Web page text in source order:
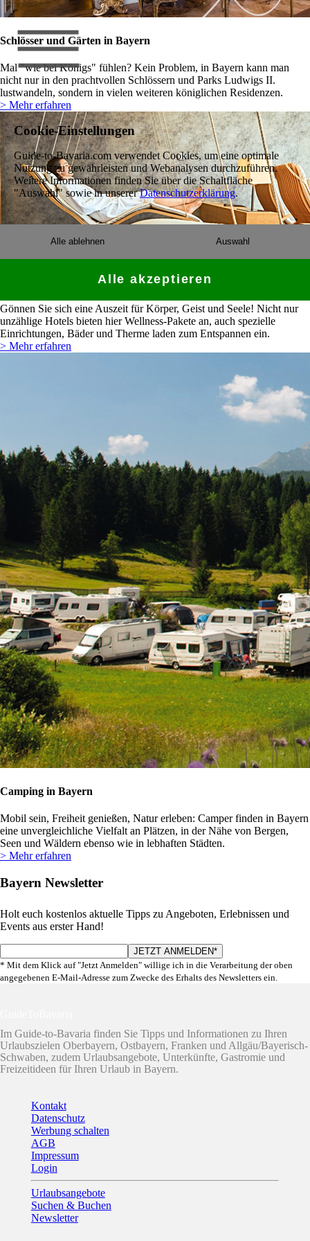
Schlösser und Gärten in Bayern
Mal "wie bei Königs" fühlen? Kein Problem, in Bayern kann man
nicht nur in den prachtvollen Schlössern und Parks Ludwigs II.
lustwandeln, sondern in vielen weiteren königlichen Residenzen.
> Mehr erfahren
Gönnen Sie sich eine Auszeit für Körper, Geist und Seele! Nicht nur
unzählige Hotels bieten hier Wellness-Pakete an, auch spezielle
Einrichtungen, Bäder und Therme laden zum Entspannen ein.
> Mehr erfahren
Camping in Bayern
Mobil sein, Freiheit genießen, Natur erleben: Camper finden in Bayern
eine unvergleichliche Vielfalt an Plätzen, in der Nähe von Bergen,
Seen und Wäldern ebenso wie in lebhaften Städten.
> Mehr erfahren
Bayern Newsletter
Holt euch kostenlos aktuelle Tipps zu Angeboten, Erlebnissen und
Events aus erster Hand!
* Mit dem Klick auf "Jetzt Anmelden" willige ich in die Verarbeitung der oben
angegebenen E-Mail-Adresse zum Zwecke des Erhalts des Newsletters ein.
Im Guide-to-Bavaria finden Sie Tipps und Informationen zu Ihren
Urlaubszielen Oberbayern, Ostbayern, Franken und Allgäu/Bayerisch-
Schwaben, zudem Urlaubsangebote, Unterkünfte, Gastromie und
Freizeitideen für Ihren Urlaub in Bayern.
Kontakt
Datenschutz
Werbung schalten
AGB
Impressum
Login
Urlaubsangebote
Suchen & Buchen
Newsletter
Cookie-Einstellungen
Guide-to-Bavaria.com verwendet Cookies, um eine optimale
Nutzung zu gewährleisten und Webanalysen durchzuführen.
Weitere Informationen finden Sie über die Schaltfläche
"Auswahl" sowie in unsererDatenschutzerklärung.
Auswahl
Alle ablehnen
Alle akzeptieren